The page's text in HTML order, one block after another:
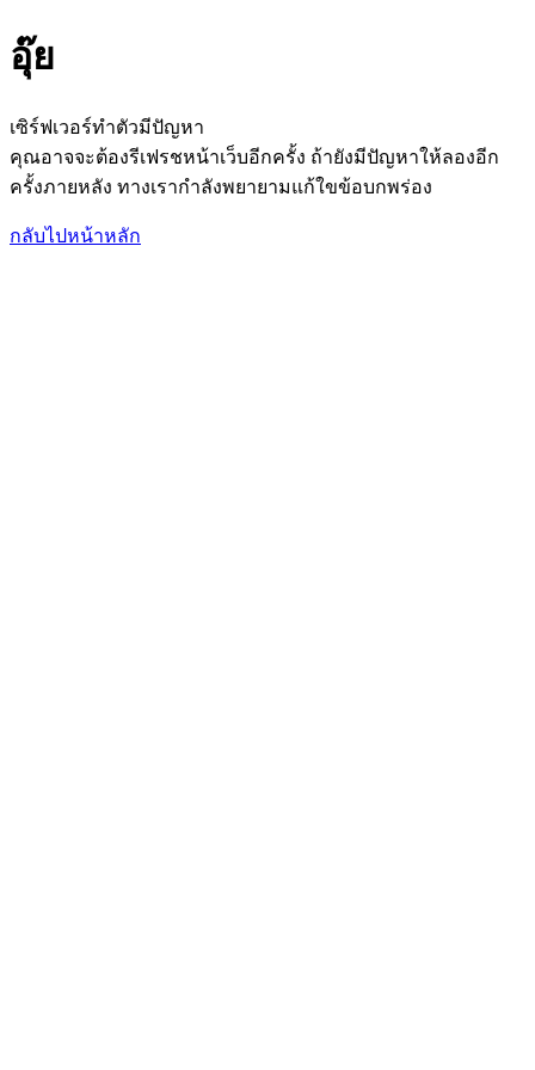
อุ๊ย
เซิร์ฟเวอร์ทำตัวมีปัญหา
คุณอาจจะต้องรีเฟรชหน้าเว็บอีกครั้ง ถ้ายังมีปัญหาให้ลองอีก
ครั้งภายหลัง ทางเรากำลังพยายามแก้ใขข้อบกพร่อง
กลับไปหน้าหลัก